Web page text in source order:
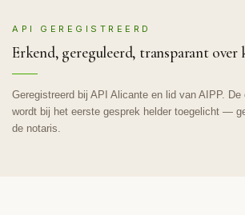
API GEREGISTREERD
Erkend, gereguleerd, transparant over
Geregistreerd bij API Alicante en lid van AIPP.
wordt bij het eerste gesprek helder toegelicht —
de notaris.